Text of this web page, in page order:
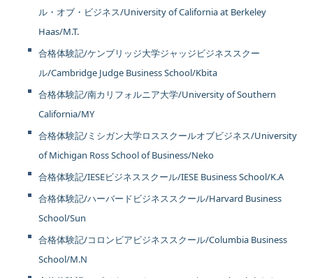
ル・オブ・ビジネス/University of California at Berkeley
Haas/M.T.
合格体験記/ケンブリッジ大学ジャッジビジネススクー
ル/Cambridge Judge Business School/Kbita
合格体験記/南カリフォルニア大学/University of Southern
California/MY
合格体験記/ミシガン大学ロススクールオブビジネス/University
of Michigan Ross School of Business/Neko
合格体験記/IESEビジネススクール/IESE Business School/K.A
合格体験記/ハーバードビジネススクール/Harvard Business
School/Sun
合格体験記/コロンビアビジネススクール/Columbia Business
School/M.N